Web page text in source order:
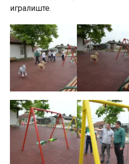
игралиште.